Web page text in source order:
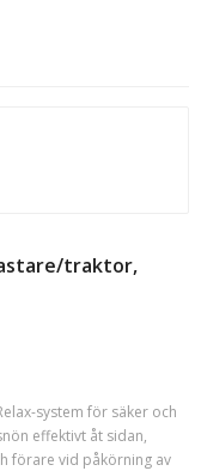
traktor,
system för säker och
effektivt åt sidan,
förare vid påkörning av